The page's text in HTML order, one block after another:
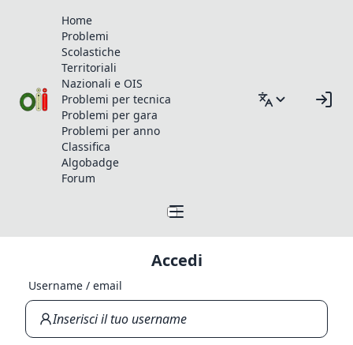
Home
Problemi
Scolastiche
Territoriali
Nazionali e OIS
Problemi per tecnica
Problemi per gara
Problemi per anno
Classifica
Algobadge
Forum
Accedi
Username / email